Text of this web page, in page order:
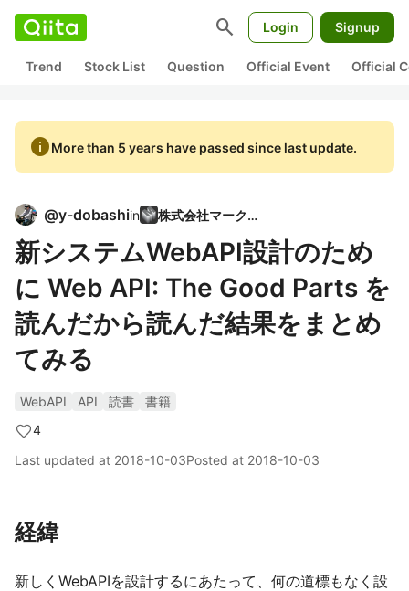
search Login Signup
Trend Stock List Question Official Event Official
infoMore than 5 years have passed since last update.
@y-dobashiin 株式会社マークス
新システムWebAPI設計のため
に Web API: The Good Parts を
読んだから読んだ結果をまとめ
てみる
WebAPI API 読書
書籍
4
Last updated at 2018-10-03Posted at 2018-10-03
経緯
新しくWebAPIを設計するにあたって、何の道標もなく設